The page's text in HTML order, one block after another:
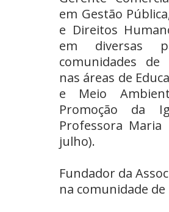
em Gestão
e Direitos
em diversas
comunidades
nas áreas de
e Meio
Promoção da
Professora
julho).
Fundador da
na comunidade